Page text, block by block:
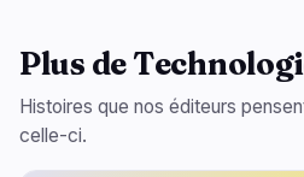
Plus de
Histoires que nos éditeurs
celle-ci.